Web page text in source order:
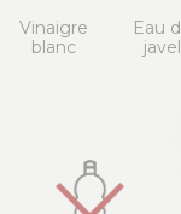
Vinaigre
blanc
Eau
javel